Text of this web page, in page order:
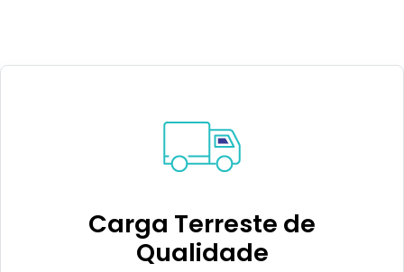
Carga Terreste de
Qualidade